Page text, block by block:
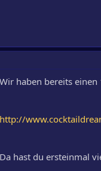
Wir haben bereits einen
http://
Da hast du ersteinmal